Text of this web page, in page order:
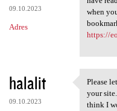
09.10.2023
Adres
when
https://
halalit
09.10.2023
Please
Please
your
think I